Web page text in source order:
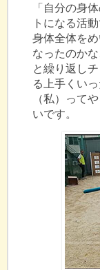
「自分の身
トになる活動
身体全体を
なったのか
と繰り返し
る上手くい
（私）って
いです。